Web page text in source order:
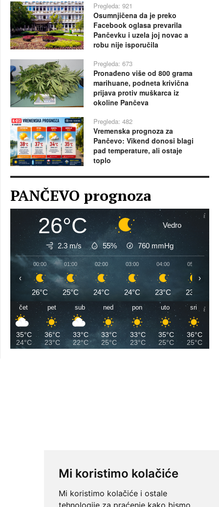
Mi koristimo kolačiće
Mi koristimo kolačiće i ostale
tehnologije za praćenje kako bismo
Pregleda: 921
Osumnjičena da je preko
Facebook oglasa prevarila
Pančevku i uzela joj novac a
robu nije isporučila
Pregleda: 673
Pronađeno više od 800 grama
marihuane, podneta krivična
prijava protiv muškarca iz
okoline Pančeva
Pregleda: 482
Vremenska prognoza za
Pančevo: Vikend donosi blagi
pad temperature, ali ostaje
toplo
PANČEVO prognoza
26°C Vedro
2.3 m/s 55% 760 mmHg
00:00
26°C
01:00
25°C
02:00
24°C
03:00
24°C
04:00
23°C
05:00
23°C
‹ ›
čet
35°C
24°C
pet
36°C
23°C
sub
33°C
22°C
ned
33°C
25°C
pon
33°C
23°C
uto
35°C
25°C
sri
36°C
25°C